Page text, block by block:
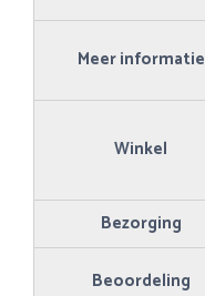
Meer informatie
Winkel
Bezorging
Beoordeling